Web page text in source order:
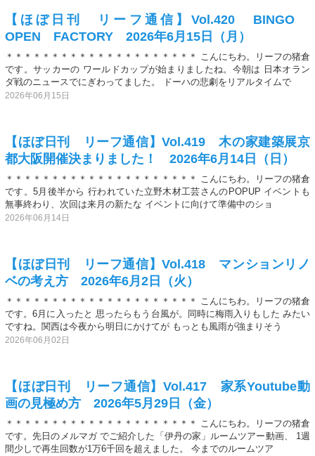
【ほぼ日刊 リーフ通信】Vol.420 BINGO
OPEN FACTORY 2026年6月15日（月）
＊＊＊＊＊＊＊＊＊＊＊＊＊＊＊＊＊＊＊＊＊ こんにちわ。リーフの猪倉
です。サッカーの ワールドカップが始まりましたね。今朝は 日本オラン
ダ戦のニュースでにぎわってました。 ドーハの悲劇をリアルタイムで
2026年06月15日
【ほぼ日刊 リーフ通信】Vol.419 木の家建築展京
都大阪開催決まりました！ 2026年6月14日（日）
＊＊＊＊＊＊＊＊＊＊＊＊＊＊＊＊＊＊＊＊＊ こんにちわ。リーフの猪倉
です。5月後半から 行われていた立野木材工芸さんのPOPUP イベントも
無事終わり、次回は来月の新たな イベントに向けて準備中のショ
2026年06月14日
【ほぼ日刊 リーフ通信】Vol.418 マンションリノ
ベの考え方 2026年6月2日（火）
＊＊＊＊＊＊＊＊＊＊＊＊＊＊＊＊＊＊＊＊＊ こんにちわ。リーフの猪倉
です。6月に入ったと 思ったらもう台風が。同時に梅雨入りもした みたい
ですね。関西は今夜から明日にかけてが もっとも風雨が強まりそう
2026年06月02日
【ほぼ日刊 リーフ通信】Vol.417 家系Youtube動
画の見極め方 2026年5月29日（金）
＊＊＊＊＊＊＊＊＊＊＊＊＊＊＊＊＊＊＊＊＊ こんにちわ。リーフの猪倉
です。先日のメルマガ でご紹介した「伊丹の家」ルームツアー動画、 1週
間少しで再生回数が1万6千回を超えました。 今までのルームツア